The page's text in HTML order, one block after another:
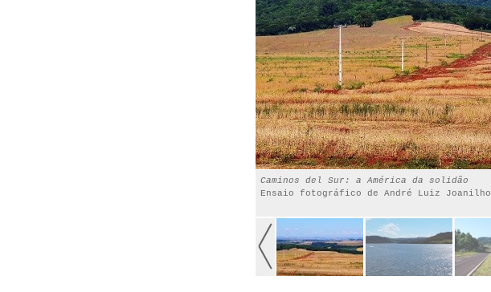
Caminos del Sur: a América da solidão
Ensaio fotográfico de André Luiz Joanilho